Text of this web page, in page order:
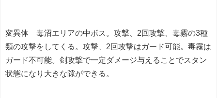
変異体 毒沼エリアの中ボス。攻撃、2回攻撃、毒霧の3種
類の攻撃をしてくる。攻撃、2回攻撃はガード可能。毒霧は
ガード不可能。剣攻撃で一定ダメージ与えることでスタン
状態になり大きな隙ができる。